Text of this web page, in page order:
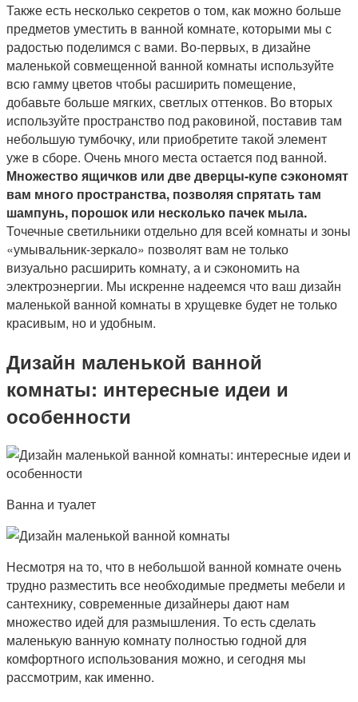
Также есть несколько секретов о том, как можно больше
предметов уместить в ванной комнате, которыми мы с
радостью поделимся с вами. Во-первых, в дизайне
маленькой совмещенной ванной комнаты используйте
всю гамму цветов чтобы расширить помещение,
добавьте больше мягких, светлых оттенков. Во вторых
используйте пространство под раковиной, поставив там
небольшую тумбочку, или приобретите такой элемент
уже в сборе. Очень много места остается под ванной.
Множество ящичков или две дверцы-купе сэкономят
вам много пространства, позволяя спрятать там
шампунь, порошок или несколько пачек мыла.
Точечные светильники отдельно для всей комнаты и зоны
«умывальник-зеркало» позволят вам не только
визуально расширить комнату, а и сэкономить на
электроэнергии. Мы искренне надеемся что ваш дизайн
маленькой ванной комнаты в хрущевке будет не только
красивым, но и удобным.
Дизайн маленькой ванной
комнаты: интересные идеи и
особенности
Ванна и туалет
Несмотря на то, что в небольшой ванной комнате очень
трудно разместить все необходимые предметы мебели и
сантехнику, современные дизайнеры дают нам
множество идей для размышления. То есть сделать
маленькую ванную комнату полностью годной для
комфортного использования можно, и сегодня мы
рассмотрим, как именно.